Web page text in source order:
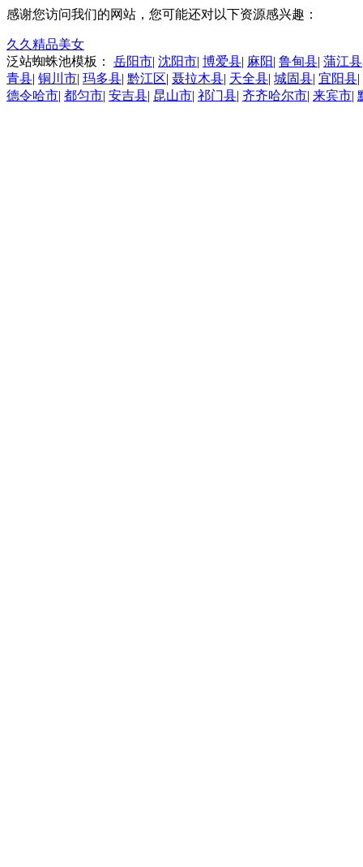
感谢您访问我们的网站，您可能还对以下资源感兴趣：
久久精品美女
泛站蜘蛛池模板： 岳阳市| 沈阳市| 博爱县| 麻阳| 鲁甸县| 蒲江县
青县| 铜川市| 玛多县| 黔江区| 聂拉木县| 天全县| 城固县| 宜阳县|
德令哈市| 都匀市| 安吉县| 昆山市| 祁门县| 齐齐哈尔市| 来宾市|